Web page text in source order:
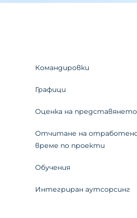
Командировки
Графици
Оценка на представянето
Отчитане на
време по проекти
Обучения
Интегриран аутсорсинг